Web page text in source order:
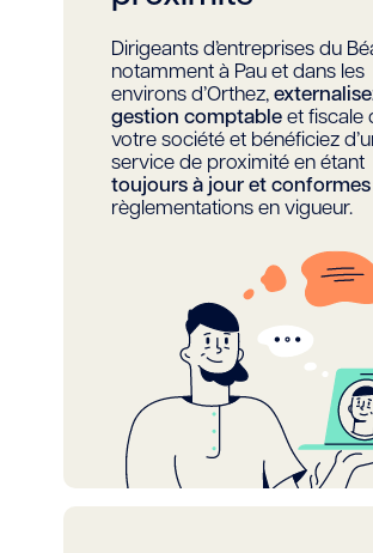
Dirigeants d’entreprises du
notamment à Pau et dans les
environs d’Orthez,
gestion comptable et fiscale
votre société et bénéficiez
service de proximité en étant
toujours à jour et conformes
règlementations en vigueur.